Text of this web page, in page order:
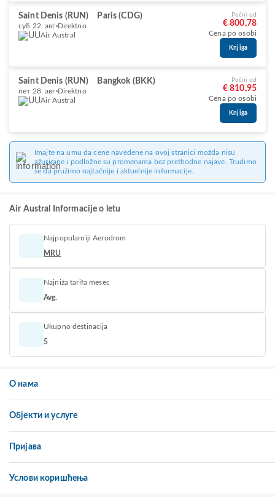
Saint Denis (RUN) Paris (CDG)
суб 22. авг Direktno
Air Austral
Počni od
€ 800,78
Cena po osobi
Knjiga
Saint Denis (RUN) Bangkok (BKK)
пет 28. авг Direktno
Air Austral
Počni od
€ 810,95
Cena po osobi
Knjiga
Imajte na umu da cene navedene na ovoj stranici možda nisu
ažurirane i podložne su promenama bez prethodne najave. Trudimo
se da pružimo najtačnije i aktuelnije informacije.
Air Austral Informacije o letu
Najpopularniji Aerodrom
MRU
Najniža tarifa mesec
Avg.
Ukupno destinacija
5
О нама
Објекти и услуге
Пријава
Услови коришћења